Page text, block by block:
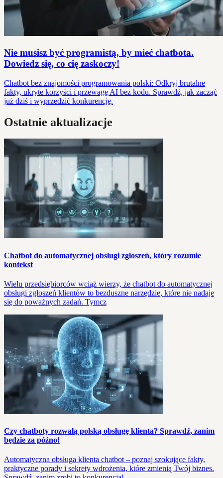
Nie musisz być programistą, by mieć chatbota.
Dowiedz się, co cię zaskoczy!
Chatbot bez znajomości programowania polski: Odkryj brutalne
fakty, ukryte korzyści i przewagę AI bez kodu. Sprawdź, jak zacząć
już dziś i wyprzedzić konkurencję.
Ostatnie aktualizacje
Chatbot do automatycznej obsługi zgłoszeń, który rozumie
kontekst
Wielu przedsiębiorców wciąż wierzy, że chatbot do automatycznej
obsługi zgłoszeń klientów to bezduszne narzędzie, które nie nadaje
się do poważnych zadań. Tymcz
Czy chatboty rozwalą polską obsługę klienta? Sprawdź, zanim
będzie za późno!
Automatyczna obsługa klienta chatbot – poznaj szokujące fakty,
praktyczne porady i sekrety wdrożenia, które zmienią Twój biznes.